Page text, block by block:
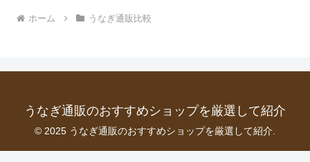
ホーム うなぎ通販比較
うなぎ通販のおすすめショップを厳選して紹介
© 2025 うなぎ通販のおすすめショップを厳選して紹介.